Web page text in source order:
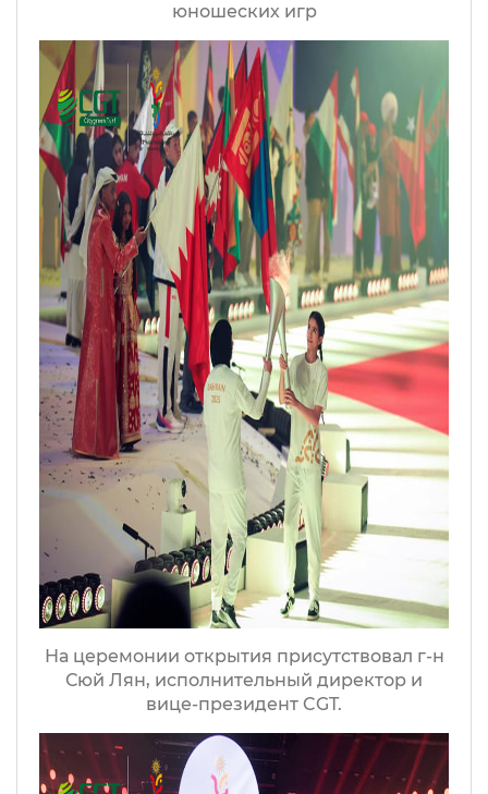
На церемонии открытия присутствовал г-н
Сюй Лян, исполнительный директор и
вице-президент CGT.
юношеских игр